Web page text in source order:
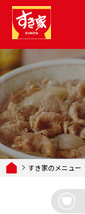
すき家のメニュー